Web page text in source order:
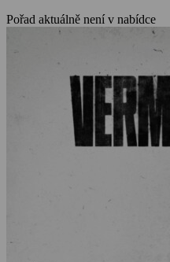
Pořad aktuálně není v nabídce